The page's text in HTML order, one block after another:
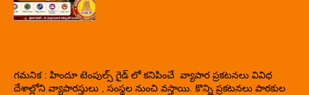
గమనిక : హిందూ టెంపుల్స్ గైడ్ లో కనిపించే వ్యాపార ప్రకటనలు వివిధ
దేశాల్లోని వ్యాపారస్తులు , సంస్థల నుంచి వస్తాయి. కొన్ని ప్రకటనలు పాఠకుల